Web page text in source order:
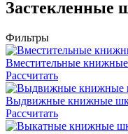
Застекленные
Фильтры
Вместительные
Рассчитать
Выдвижные книжные
Рассчитать